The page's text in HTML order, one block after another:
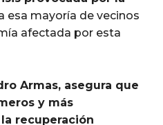
esa mayoría de vecinos
afectada por esta
Armas, asegura que
y más
recuperación